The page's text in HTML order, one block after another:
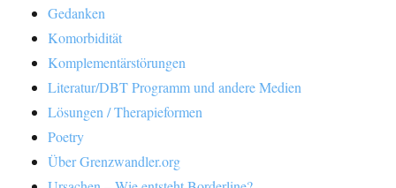
Gedanken
Komorbidität
Komplementärstörungen
Literatur/DBT Programm und andere Medien
Lösungen / Therapieformen
Poetry
Über Grenzwandler.org